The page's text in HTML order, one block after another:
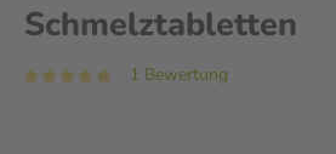
Schmelztabletten
1 Bewertung